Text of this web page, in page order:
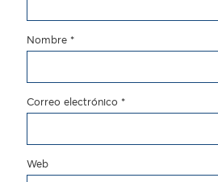
Nombre *
Correo electrónico *
Web